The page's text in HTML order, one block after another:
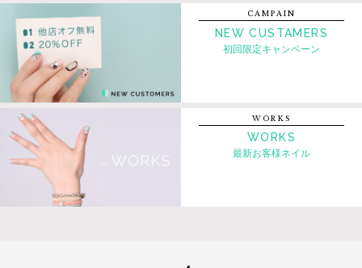
CAMPAIN
NEW CUSTAMERS
初回限定キャンペーン
WORKS
WORKS
最新お客様ネイル